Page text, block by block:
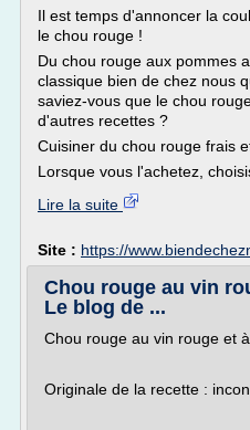
Il est temps d'annoncer la
le chou rouge !
Du chou rouge aux pommes
classique bien de chez nous
saviez-vous que le chou
d'autres recettes ?
Cuisiner du chou rouge frais
Lorsque vous l'achetez,
Lire la suite
Site : https://
Chou rouge au vin
Le blog de ...
Chou rouge au vin rouge et
Originale de la recette :